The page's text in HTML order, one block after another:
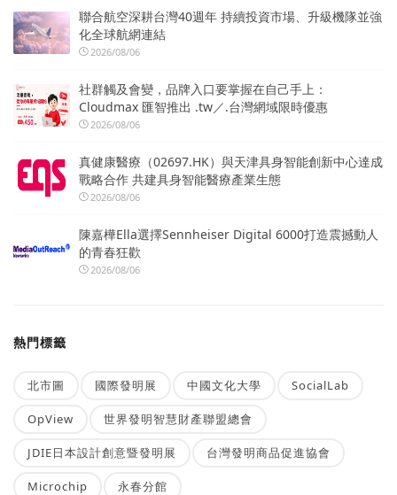
聯合航空深耕台灣40週年 持續投資市場、升級機隊並強
化全球航網連結
2026/08/06
社群觸及會變，品牌入口要掌握在自己手上：
Cloudmax 匯智推出 .tw／.台灣網域限時優惠
2026/08/06
真健康醫療（02697.HK）與天津具身智能創新中心達成
戰略合作 共建具身智能醫療產業生態
2026/08/06
陳嘉樺Ella選擇Sennheiser Digital 6000打造震撼動人
的青春狂歡
2026/08/06
熱門標籤
北市圖 國際發明展 中國文化大學 SocialLab
OpView 世界發明智慧財產聯盟總會
JDIE日本設計創意暨發明展 台灣發明商品促進協會
Microchip 永春分館